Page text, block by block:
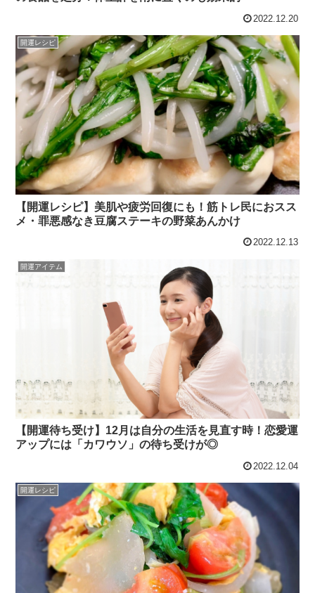
2022.12.20
開運レシピ
【開運レシピ】美肌や疲労回復にも！筋トレ民におスス
メ・罪悪感なき豆腐ステーキの野菜あんかけ
2022.12.13
開運アイテム
【開運待ち受け】12月は自分の生活を見直す時！恋愛運
アップには「カワウソ」の待ち受けが◎
2022.12.04
開運レシピ